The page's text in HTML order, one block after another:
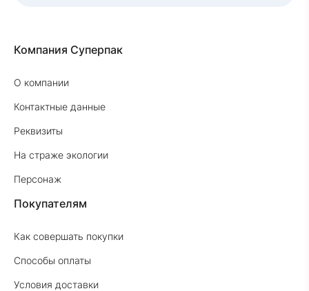
Компания Суперпак
О компании
Контактные данные
Реквизиты
На страже экологии
Персонаж
Покупателям
Как совершать покупки
Способы оплаты
Условия доставки